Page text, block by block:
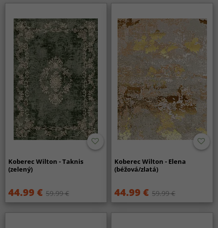
Koberec Wilton - Taknis
(zelený)
44.99 € 59.99 €
Koberec Wilton - Elena
(béžová/zlatá)
44.99 € 59.99 €